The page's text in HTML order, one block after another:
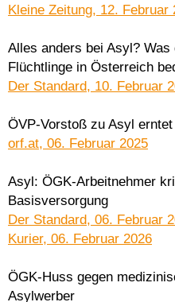
Kleine Zeitung, 12. Februar
Alles anders bei Asyl?
Flüchtlinge in Österreich
Der Standard, 10. Februar
ÖVP-Vorstoß zu Asyl
orf.at, 06. Februar 2025
Asyl: ÖGK-Arbeitnehmer
Basisversorgung
Der Standard, 06. Februar
Kurier, 06. Februar 2026
ÖGK-Huss gegen
Asylwerber